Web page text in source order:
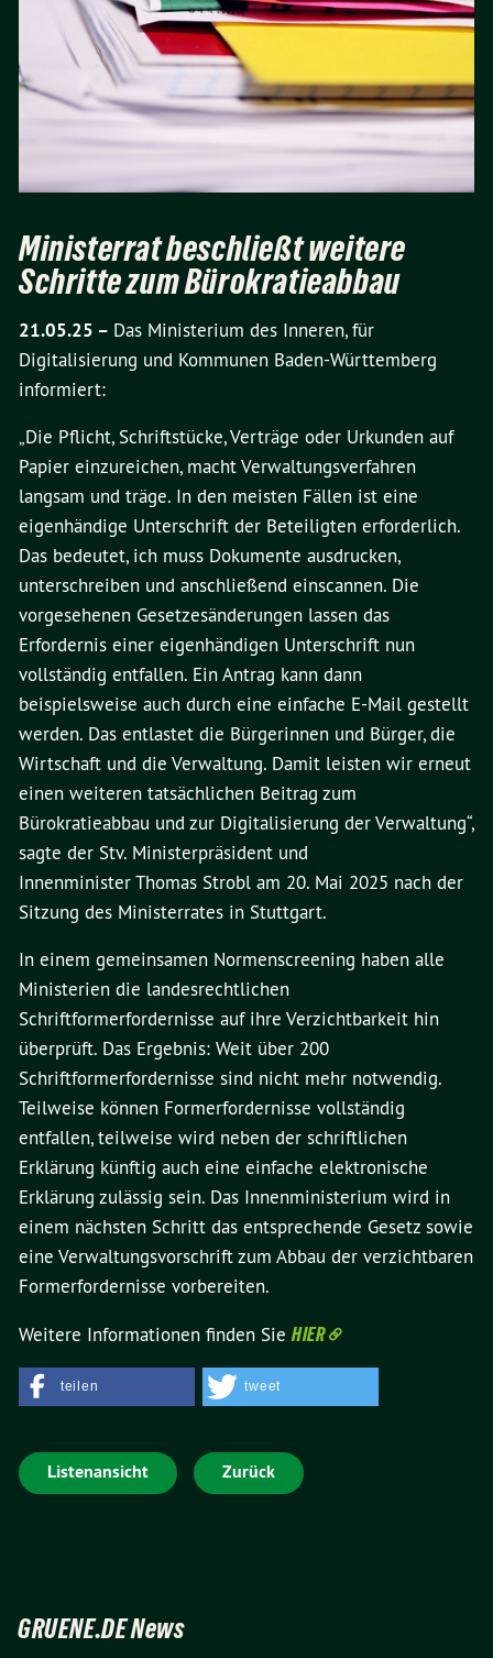
Ministerrat beschließt weitere
Schritte zum Bürokratieabbau
21.05.25 – Das Ministerium des Inneren, für
Digitalisierung und Kommunen Baden-Württemberg
informiert:
„Die Pflicht, Schriftstücke, Verträge oder Urkunden auf
Papier einzureichen, macht Verwaltungsverfahren
langsam und träge. In den meisten Fällen ist eine
eigenhändige Unterschrift der Beteiligten erforderlich.
Das bedeutet, ich muss Dokumente ausdrucken,
unterschreiben und anschließend einscannen. Die
vorgesehenen Gesetzesänderungen lassen das
Erfordernis einer eigenhändigen Unterschrift nun
vollständig entfallen. Ein Antrag kann dann
beispielsweise auch durch eine einfache E-Mail gestellt
werden. Das entlastet die Bürgerinnen und Bürger, die
Wirtschaft und die Verwaltung. Damit leisten wir erneut
einen weiteren tatsächlichen Beitrag zum
Bürokratieabbau und zur Digitalisierung der Verwaltung“,
sagte der Stv. Ministerpräsident und
Innenminister Thomas Strobl am 20. Mai 2025 nach der
Sitzung des Ministerrates in Stuttgart.
In einem gemeinsamen Normenscreening haben alle
Ministerien die landesrechtlichen
Schriftformerfordernisse auf ihre Verzichtbarkeit hin
überprüft. Das Ergebnis: Weit über 200
Schriftformerfordernisse sind nicht mehr notwendig.
Teilweise können Formerfordernisse vollständig
entfallen, teilweise wird neben der schriftlichen
Erklärung künftig auch eine einfache elektronische
Erklärung zulässig sein. Das Innenministerium wird in
einem nächsten Schritt das entsprechende Gesetz sowie
eine Verwaltungsvorschrift zum Abbau der verzichtbaren
Formerfordernisse vorbereiten.
Weitere Informationen finden SieHIER
teilen tweet
Listenansicht Zurück
GRUENE.DE News